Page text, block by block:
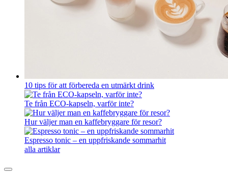
10 tips för att förbereda en utmärkt drink
Te från ECO-kapseln, varför inte?
Hur väljer man en kaffebryggare för resor?
Espresso tonic – en uppfriskande sommarhit
alla artiklar